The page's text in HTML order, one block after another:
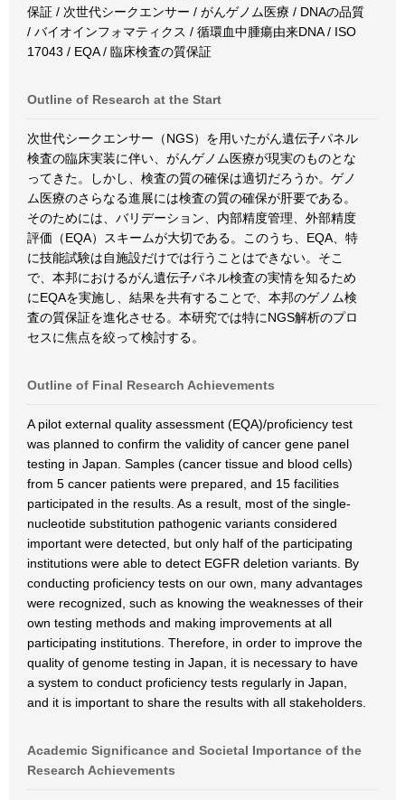
保証 / 次世代シークエンサー / がんゲノム医療 / DNAの品質
/ バイオインフォマティクス / 循環血中腫瘍由来DNA / ISO
17043 / EQA / 臨床検査の質保証
Outline of Research at the Start
次世代シークエンサー（NGS）を用いたがん遺伝子パネル
検査の臨床実装に伴い、がんゲノム医療が現実のものとな
ってきた。しかし、検査の質の確保は適切だろうか。ゲノ
ム医療のさらなる進展には検査の質の確保が肝要である。
そのためには、バリデーション、内部精度管理、外部精度
評価（EQA）スキームが大切である。このうち、EQA、特
に技能試験は自施設だけでは行うことはできない。そこ
で、本邦におけるがん遺伝子パネル検査の実情を知るため
にEQAを実施し、結果を共有することで、本邦のゲノム検
査の質保証を進化させる。本研究では特にNGS解析のプロ
セスに焦点を絞って検討する。
Outline of Final Research Achievements
A pilot external quality assessment (EQA)/proficiency test
was planned to confirm the validity of cancer gene panel
testing in Japan. Samples (cancer tissue and blood cells)
from 5 cancer patients were prepared, and 15 facilities
participated in the results. As a result, most of the single-
nucleotide substitution pathogenic variants considered
important were detected, but only half of the participating
institutions were able to detect EGFR deletion variants. By
conducting proficiency tests on our own, many advantages
were recognized, such as knowing the weaknesses of their
own testing methods and making improvements at all
participating institutions. Therefore, in order to improve the
quality of genome testing in Japan, it is necessary to have
a system to conduct proficiency tests regularly in Japan,
and it is important to share the results with all stakeholders.
Academic Significance and Societal Importance of the
Research Achievements